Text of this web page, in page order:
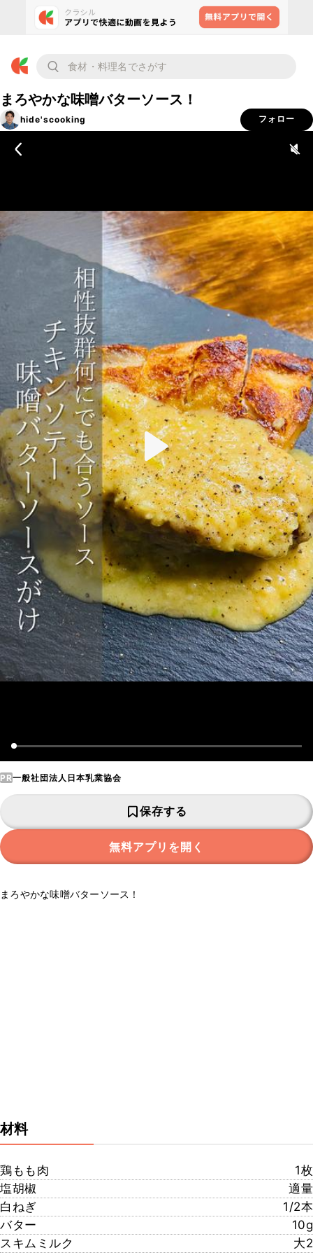
まろやかな味噌バターソース！
hide'scooking フォロー
PR一般社団法人日本乳業協会
保存する
無料アプリを開く
まろやかな味噌バターソース！
材料
鶏もも肉
1枚
塩胡椒
適量
白ねぎ
1/2本
バター
10g
スキムミルク
大2